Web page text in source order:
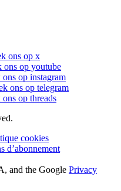
ons op x
ons op youtube
ons op instagram
ons op telegram
op threads
cookies
d’abonnement
and the Google Privacy